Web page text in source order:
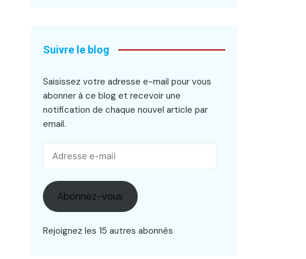
Suivre le blog
Saisissez votre adresse e-mail pour vous
abonner à ce blog et recevoir une
notification de chaque nouvel article par
email.
Abonnez-vous
Rejoignez les 15 autres abonnés